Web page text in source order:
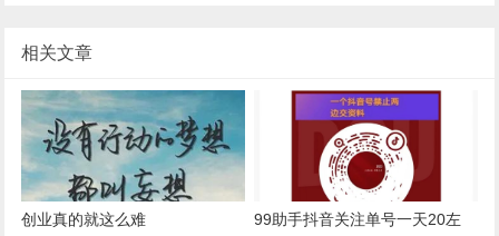
相关文章
创业真的就这么难
99助手抖音关注单号一天20左